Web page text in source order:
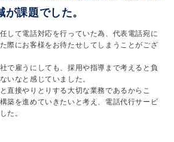
が課題でした。
して電話対応を行っていた為、代表電話宛に
際にお客様をお待たせしてしまうことがござ
で雇うにしても、採用や指導まで考えると負
いなと感じていました。
直接やりとりする大切な業務であるからこ
築を進めていきたいと考え、電話代行サービ
た。